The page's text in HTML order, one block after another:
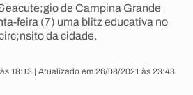
de Campina Grande
feira (7) uma blitz educativa no
da cidade.
18:13 | Atualizado em 26/08/2021 às 23:43